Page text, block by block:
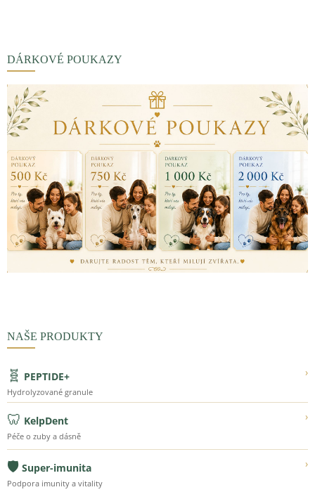
DÁRKOVÉ POUKAZY
NAŠE PRODUKTY
🧬 PEPTIDE+ ›
Hydrolyzované granule
🦷 KelpDent ›
Péče o zuby a dásně
🛡️ Super-imunita ›
Podpora imunity a vitality